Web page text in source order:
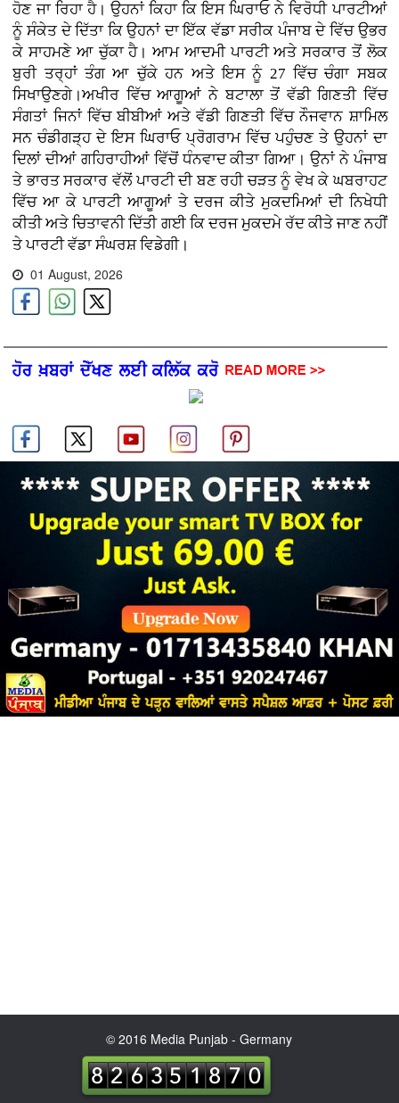
ਹੋਣ ਜਾ ਰਿਹਾ ਹੈ। ਉਹਨਾਂ ਕਿਹਾ ਕਿ ਇਸ ਘਿਰਾਓ ਨੇ ਵਿਰੋਧੀ ਪਾਰਟੀਆਂ
ਨੂੰ ਸੰਕੇਤ ਦੇ ਦਿੱਤਾ ਕਿ ਉਹਨਾਂ ਦਾ ਇੱਕ ਵੱਡਾ ਸਰੀਕ ਪੰਜਾਬ ਦੇ ਵਿੱਚ ਉਭਰ
ਕੇ ਸਾਹਮਣੇ ਆ ਚੁੱਕਾ ਹੈ। ਆਮ ਆਦਮੀ ਪਾਰਟੀ ਅਤੇ ਸਰਕਾਰ ਤੋਂ ਲੋਕ
ਬੁਰੀ ਤਰ੍ਹਾਂ ਤੰਗ ਆ ਚੁੱਕੇ ਹਨ ਅਤੇ ਇਸ ਨੂੰ 27 ਵਿੱਚ ਚੰਗਾ ਸਬਕ
ਸਿਖਾਉਣਗੇ।ਅਖੀਰ ਵਿੱਚ ਆਗੂਆਂ ਨੇ ਬਟਾਲਾ ਤੋਂ ਵੱਡੀ ਗਿਣਤੀ ਵਿੱਚ
ਸੰਗਤਾਂ ਜਿਨਾਂ ਵਿੱਚ ਬੀਬੀਆਂ ਅਤੇ ਵੱਡੀ ਗਿਣਤੀ ਵਿੱਚ ਨੌਜਵਾਨ ਸ਼ਾਮਿਲ
ਸਨ ਚੰਡੀਗੜ੍ਹ ਦੇ ਇਸ ਘਿਰਾਓ ਪ੍ਰੋਗਰਾਮ ਵਿੱਚ ਪਹੁੰਚਣ ਤੇ ਉਹਨਾਂ ਦਾ
ਦਿਲਾਂ ਦੀਆਂ ਗਹਿਰਾਹੀਆਂ ਵਿੱਚੋਂ ਧੰਨਵਾਦ ਕੀਤਾ ਗਿਆ। ਉਨਾਂ ਨੇ ਪੰਜਾਬ
ਤੇ ਭਾਰਤ ਸਰਕਾਰ ਵੱਲੋਂ ਪਾਰਟੀ ਦੀ ਬਣ ਰਹੀ ਚੜਤ ਨੂੰ ਵੇਖ ਕੇ ਘਬਰਾਹਟ
ਵਿੱਚ ਆ ਕੇ ਪਾਰਟੀ ਆਗੂਆਂ ਤੇ ਦਰਜ ਕੀਤੇ ਮੁਕਦਮਿਆਂ ਦੀ ਨਿਖੇਧੀ
ਕੀਤੀ ਅਤੇ ਚਿਤਾਵਨੀ ਦਿੱਤੀ ਗਈ ਕਿ ਦਰਜ ਮੁਕਦਮੇ ਰੱਦ ਕੀਤੇ ਜਾਣ ਨਹੀਂ
ਤੇ ਪਾਰਟੀ ਵੱਡਾ ਸੰਘਰਸ਼ ਵਿਡੇਗੀ।
01 August, 2026
© 2016 Media Punjab - Germany